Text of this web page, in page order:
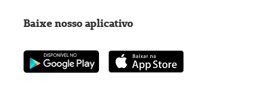
Baixe nosso aplicativo